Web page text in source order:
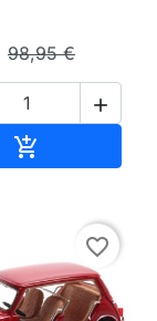
98,95 €


favorite_border